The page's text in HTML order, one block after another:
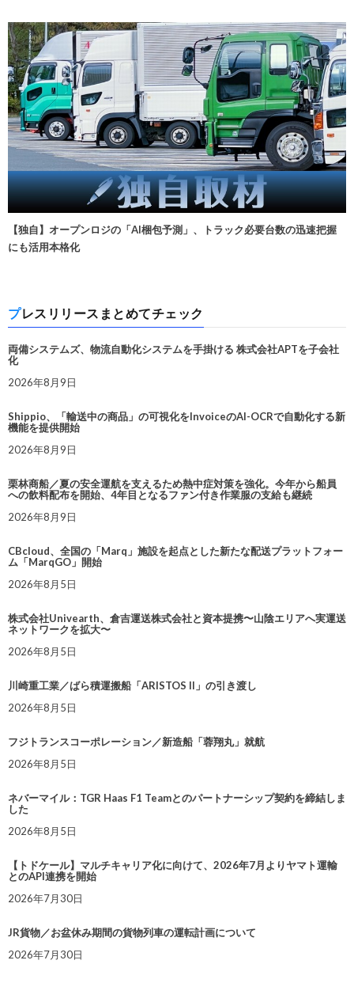
【独自】オープンロジの「AI梱包予測」、トラック必要台数の迅速把握
にも活用本格化
プレスリリースまとめてチェック
両備システムズ、物流自動化システムを手掛ける 株式会社APTを子会社
化
2026年8月9日
Shippio、「輸送中の商品」の可視化をInvoiceのAI-OCRで自動化する新
機能を提供開始
2026年8月9日
栗林商船／夏の安全運航を支えるため熱中症対策を強化。今年から船員
への飲料配布を開始、4年目となるファン付き作業服の支給も継続
2026年8月9日
CBcloud、全国の「Marq」施設を起点とした新たな配送プラットフォー
ム「MarqGO」開始
2026年8月5日
株式会社Univearth、倉吉運送株式会社と資本提携〜山陰エリアへ実運送
ネットワークを拡大〜
2026年8月5日
川崎重工業／ばら積運搬船「ARISTOS II」の引き渡し
2026年8月5日
フジトランスコーポレーション／新造船「蓉翔丸」就航
2026年8月5日
ネバーマイル：TGR Haas F1 Teamとのパートナーシップ契約を締結しま
した
2026年8月5日
【トドケール】マルチキャリア化に向けて、2026年7月よりヤマト運輸
とのAPI連携を開始
2026年7月30日
JR貨物／お盆休み期間の貨物列車の運転計画について
2026年7月30日